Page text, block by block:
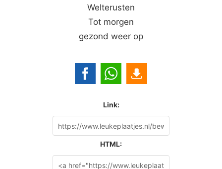
Welterusten
Tot morgen
gezond weer op
Link:
HTML: